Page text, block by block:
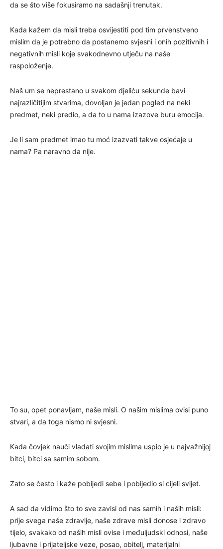
da se što više fokusiramo na sadašnji trenutak.
Kada kažem da misli treba osvijestiti pod tim prvenstveno
mislim da je potrebno da postanemo svjesni i onih pozitivnih i
negativnih misli koje svakodnevno utječu na naše
raspoloženje.
Naš um se neprestano u svakom djeliću sekunde bavi
najrazličitijim stvarima, dovoljan je jedan pogled na neki
predmet, neki predio, a da to u nama izazove buru emocija.
Je li sam predmet imao tu moć izazvati takve osjećaje u
nama? Pa naravno da nije.
To su, opet ponavljam, naše misli. O našim mislima ovisi puno
stvari, a da toga nismo ni svjesni.
Kada čovjek nauči vladati svojim mislima uspio je u najvažnijoj
bitci, bitci sa samim sobom.
Zato se često i kaže pobijedi sebe i pobijedio si cijeli svijet.
A sad da vidimo što to sve zavisi od nas samih i naših misli:
prije svega naše zdravlje, naše zdrave misli donose i zdravo
tijelo, svakako od naših misli ovise i međuljudski odnosi, naše
ljubavne i prijateljske veze, posao, obitelj, materijalni